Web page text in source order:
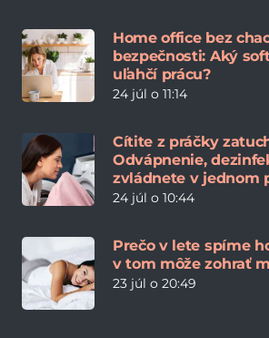
Home office bez
bezpečnosti: Aký
uľahčí prácu?
24 júl o 11:14
Cítite z práčky
Odvápnenie,
zvládnete v jednom
24 júl o 10:44
Prečo v lete spíme
v tom môže zohrať
23 júl o 20:49